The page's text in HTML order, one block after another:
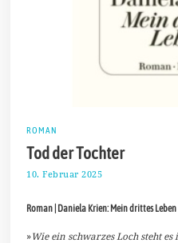
ROMAN
Tod der Tochter
10. Februar 2025
F
b
Roman | Daniela Krien: Mein drittes Leben
»Wie ein schwarzes Loch steht